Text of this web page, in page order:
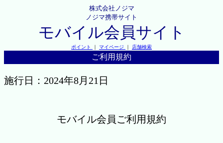
株式会社ノジマ
ノジマ携帯サイト
モバイル会員サイト
ポイント ｜ マイページ ｜ 店舗検索
ご利用規約
施行日：2024年8月21日
モバイル会員ご利用規約